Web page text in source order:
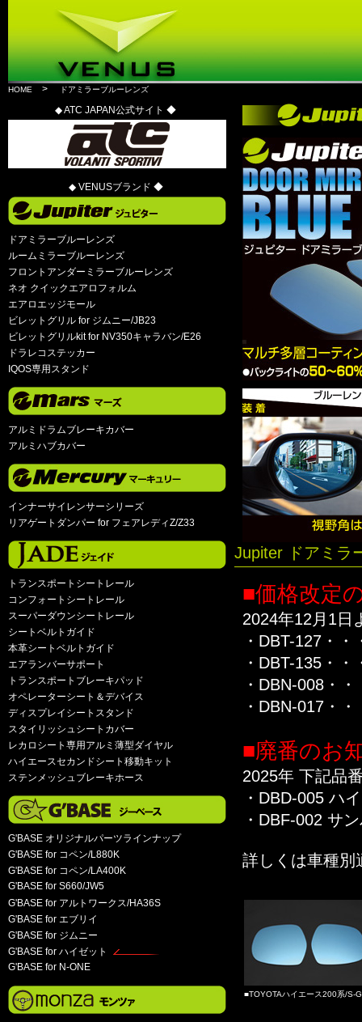
HOME > ドアミラーブルーレンズ
◆ ATC JAPAN公式サイト ◆
◆ VENUSブランド ◆
ドアミラーブルーレンズ
ルームミラーブルーレンズ
フロントアンダーミラーブルーレンズ
ネオ クイックエアロフォルム
エアロエッジモール
ビレットグリル for ジムニー/JB23
ビレットグリルkit for NV350キャラバン/E26
ドラレコステッカー
IQOS専用スタンド
アルミドラムブレーキカバー
アルミハブカバー
インナーサイレンサーシリーズ
リアゲートダンパー for フェアレディZ/Z33
トランスポートシートレール
コンフォートシートレール
スーパーダウンシートレール
シートベルトガイド
本革シートベルトガイド
エアランバーサポート
トランスポートブレーキパッド
オペレーターシート＆デバイス
ディスプレイシートスタンド
スタイリッシュシートカバー
レカロシート専用アルミ薄型ダイヤル
ハイエースセカンドシート移動キット
ステンメッシュブレーキホース
G'BASE オリジナルパーツラインナップ
G'BASE for コペン/L880K
G'BASE for コペン/LA400K
G'BASE for S660/JW5
G'BASE for アルトワークス/HA36S
G'BASE for エブリイ
G'BASE for ジムニー
G'BASE for ハイゼット
G'BASE for N-ONE
Jupiter ドアミラ
■価格改定
2024年12月1日
・DBT-127・
・DBT-135・
・DBN-008・
・DBN-017・
■廃番のお
2025年 下記品
・DBD-005 ハ
・DBF-002 サ
詳しくは車種別
■TOYOTAハイエース200系/S-